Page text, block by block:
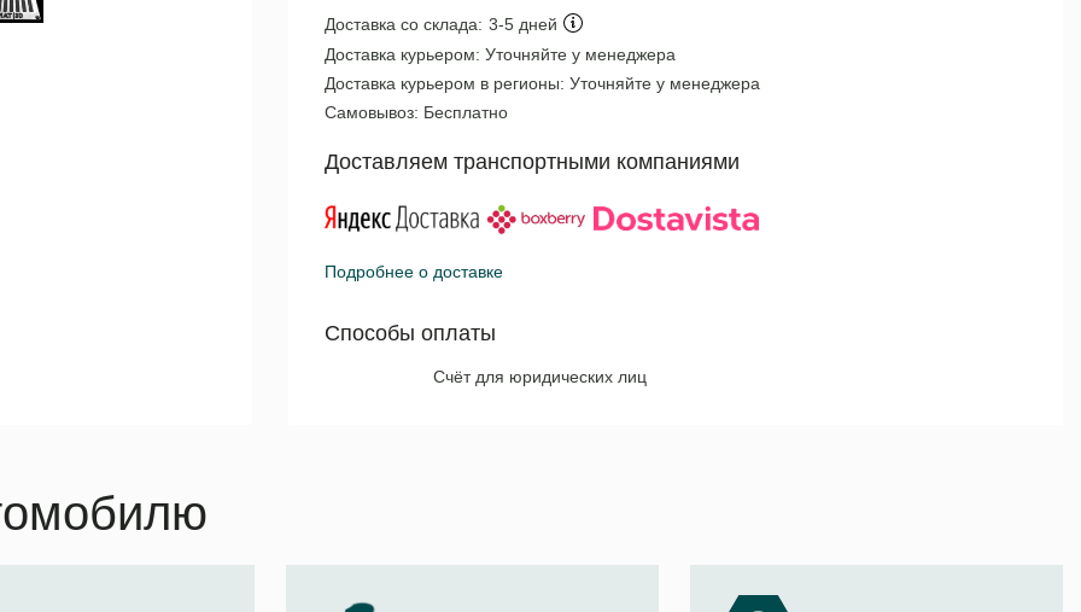
Доставка со склада: 3-5 дней
Доставка курьером: Уточняйте у менеджера
Доставка курьером в регионы: Уточняйте у менеджера
Самовывоз: Бесплатно
Доставляем транспортными компаниями
Подробнее о доставке
Способы оплаты
Счёт для юридических лиц